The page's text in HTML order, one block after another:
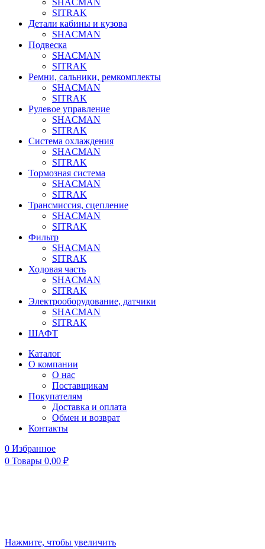
SITRAK
Детали кабины и кузова
SHACMAN
Подвеска
SHACMAN
SITRAK
Ремни, сальники, ремкомплекты
SHACMAN
SITRAK
Рулевое управление
SHACMAN
SITRAK
Система охлаждения
SHACMAN
SITRAK
Тормозная система
SHACMAN
SITRAK
Трансмиссия, сцепление
SHACMAN
SITRAK
Фильтр
SHACMAN
SITRAK
Ходовая часть
SHACMAN
SITRAK
Электрооборудование, датчики
SHACMAN
SITRAK
ШАФТ
Каталог
О компании
О нас
Поставщикам
Покупателям
Доставка и оплата
Обмен и возврат
Контакты
0 Избранное
0 Товары 0,00 ₽
Нажмите, чтобы увеличить